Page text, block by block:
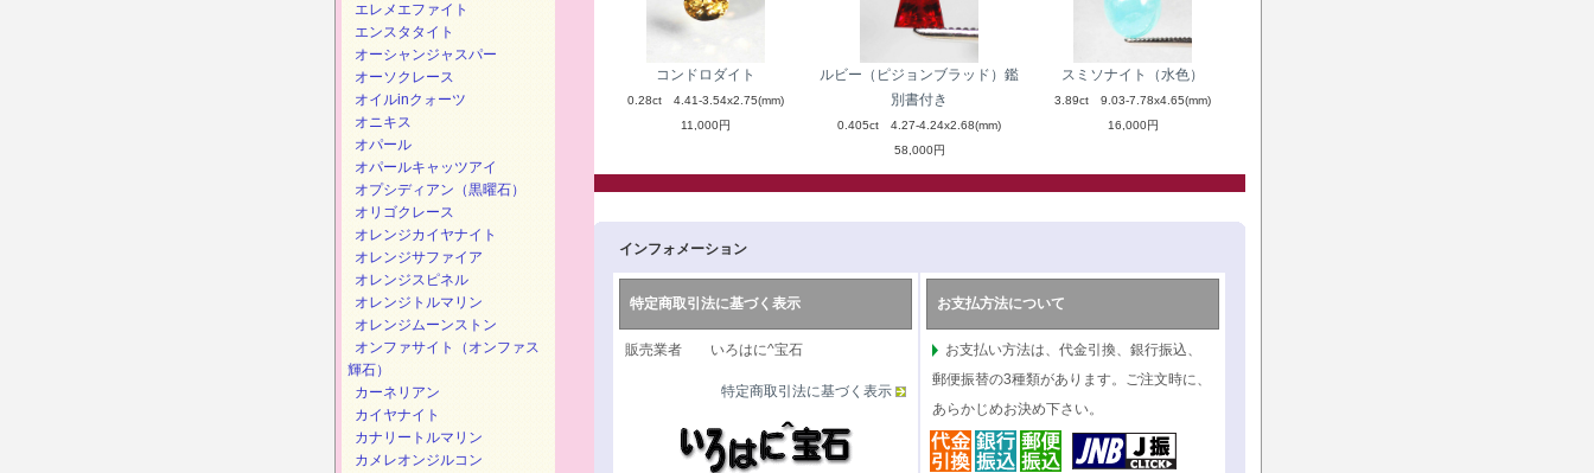
コンドロダイト
0.28ct 4.41-3.54x2.75(mm)
11,000円
ルビー（ピジョンブラッド）鑑
別書付き
0.405ct 4.27-4.24x2.68(mm)
58,000円
スミソナイト（水色）
3.89ct 9.03-7.78x4.65(mm)
16,000円
インフォメーション
特定商取引法に基づく表示
販売業者 いろはに^宝石
特定商取引法に基づく表示
お支払方法について
お支払い方法は、代金引換、銀行振込、
郵便振替の3種類があります。ご注文時に、
あらかじめお決め下さい。
エレメエファイト
エンスタタイト
オーシャンジャスパー
オーソクレース
オイルinクォーツ
オニキス
オパール
オパールキャッツアイ
オプシディアン（黒曜石）
オリゴクレース
オレンジカイヤナイト
オレンジサファイア
オレンジスピネル
オレンジトルマリン
オレンジムーンストン
オンファサイト（オンファス
輝石）
カーネリアン
カイヤナイト
カナリートルマリン
カメレオンジルコン